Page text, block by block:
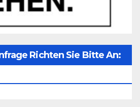
Richten Sie Bitte An: